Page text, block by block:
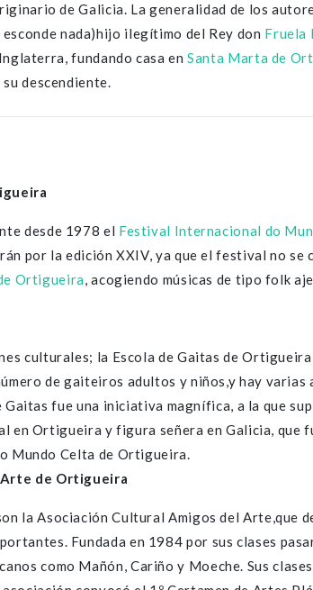
de Galicia. La generalidad de los
esconde nada)hijo ilegítimo del Rey don Fruela
fundando casa enSanta Marta de
su descendiente.
desde 1978 el Festival Internacional do
por la edición XXIV, ya que el festival no
Ortigueira, acogiendo músicas de tipo folk
culturales; la Escola de Gaitas de
de gaiteiros adultos y niños,y hay
Gaitas fue una iniciativa magnífica, a la que
en Ortigueira y figura señera en Galicia, que
Mundo Celta de Ortigueira.
de Ortigueira
la Asociación Cultural Amigos del Arte,que
Fundada en 1984 por sus clases
como Mañón, Cariño y Moeche. Sus